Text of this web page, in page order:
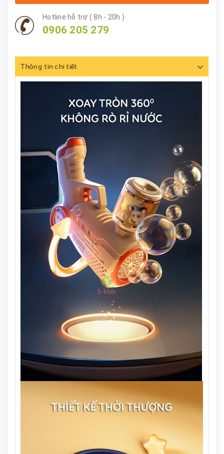
Hotline hỗ trợ ( 8h - 20h )
0906 205 279
Thông tin chi tiết